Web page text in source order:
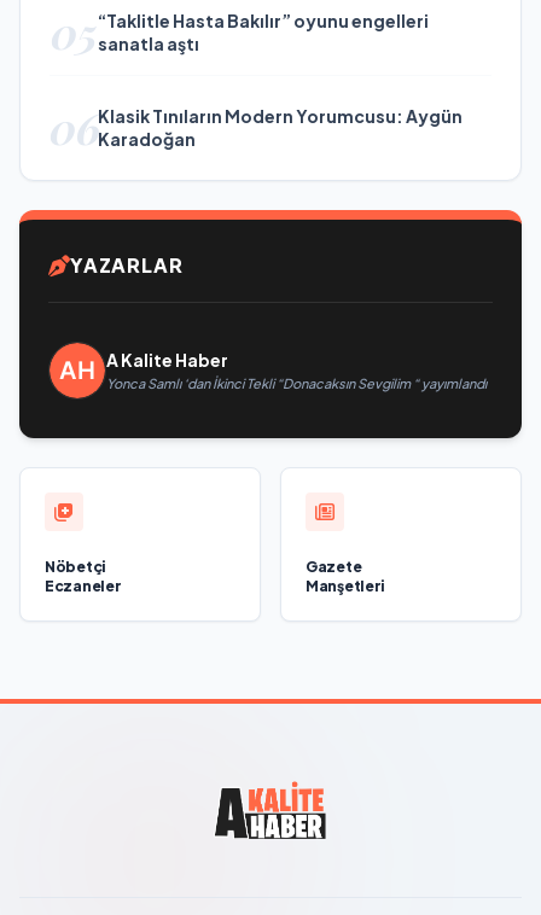
05“Taklitle Hasta Bakılır” oyunu engelleri
sanatla aştı
06Klasik Tınıların Modern Yorumcusu: Aygün
Karadoğan
YAZARLAR
A Kalite Haber
Yonca Samlı ‘dan İkinci Tekli “Donacaksın Sevgilim “ yayımlandı
Nöbetçi
Eczaneler
Gazete
Manşetleri